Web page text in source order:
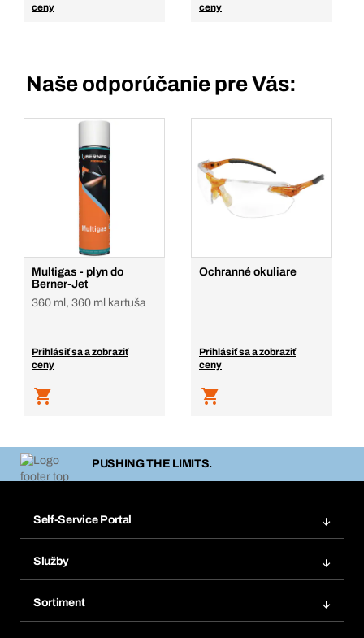
ceny
ceny
Naše odporúčanie pre Vás:
Multigas - plyn do
Berner-Jet
360 ml, 360 ml kartuša
Prihlásiť sa a zobraziť
ceny
Ochranné okuliare
Prihlásiť sa a zobraziť
ceny
PUSHING THE LIMITS.
Self-Service Portal
Obľúbené
Opakované objednávky
Služby
Sortiment